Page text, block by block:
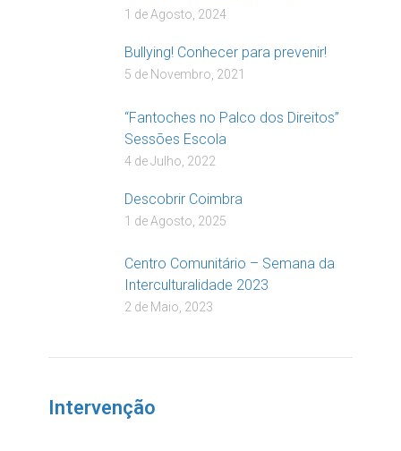
1 de Agosto, 2024
Bullying! Conhecer para prevenir!
5 de Novembro, 2021
“Fantoches no Palco dos Direitos”
Sessões Escola
4 de Julho, 2022
Descobrir Coimbra
1 de Agosto, 2025
Centro Comunitário – Semana da
Interculturalidade 2023
2 de Maio, 2023
Intervenção